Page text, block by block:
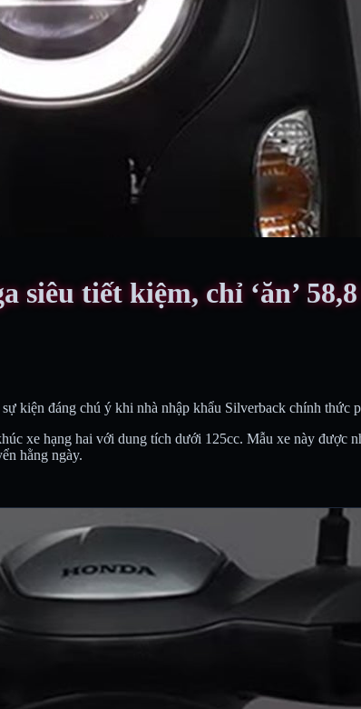
siêu tiết kiệm, chỉ ‘ăn’
kiện đáng chú ý khi nhà nhập khẩu Silverback chính thức
xe hạng hai với dung tích dưới 125cc. Mẫu xe này được
hằng ngày.